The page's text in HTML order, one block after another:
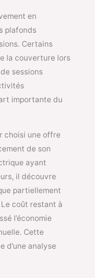
en
plafonds
Certains
la couverture lors
sessions
importante du
choisi une offre
de son
ayant
il découvre
partiellement
coût restant à
l’économie
Cette
d’une analyse